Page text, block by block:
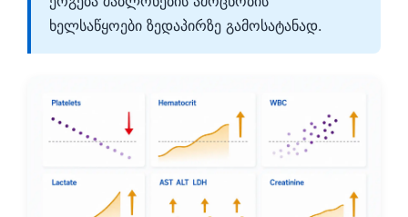
ხელსაწყოები ზედაპირზე გამოსატანად.